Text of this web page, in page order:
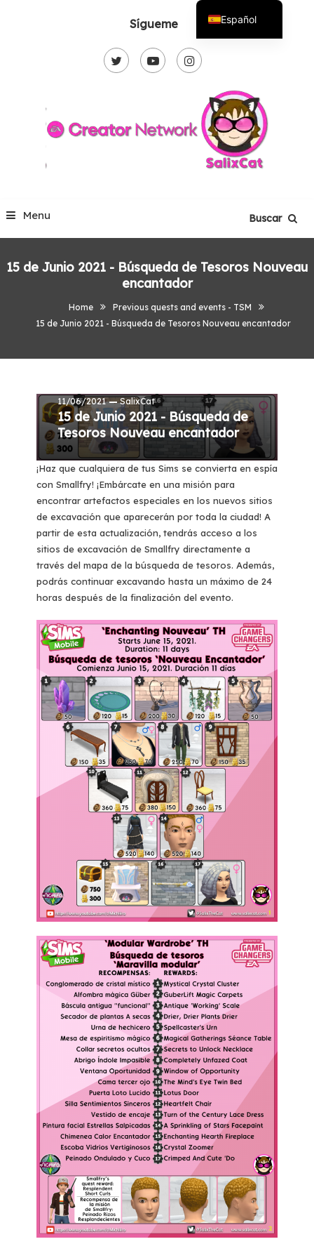
Sígueme
Menu Buscar
15 de Junio 2021 - Búsqueda de Tesoros Nouveau
encantador
Home
Previous quests and events - TSM
15 de Junio 2021 - Búsqueda de Tesoros Nouveau encantador
11/06/2021
SalixCat
15 de Junio 2021 - Búsqueda de
Tesoros Nouveau encantador
¡Haz que cualquiera de tus Sims se convierta en espía
con Smallfry! ¡Embárcate en una misión para
encontrar artefactos especiales en los nuevos sitios
de excavación que aparecerán por toda la ciudad! A
partir de esta actualización, tendrás acceso a los
sitios de excavación de Smallfry directamente a
través del mapa de la búsqueda de tesoros. Además,
podrás continuar excavando hasta un máximo de 24
horas después de la finalización del evento.
Español
English